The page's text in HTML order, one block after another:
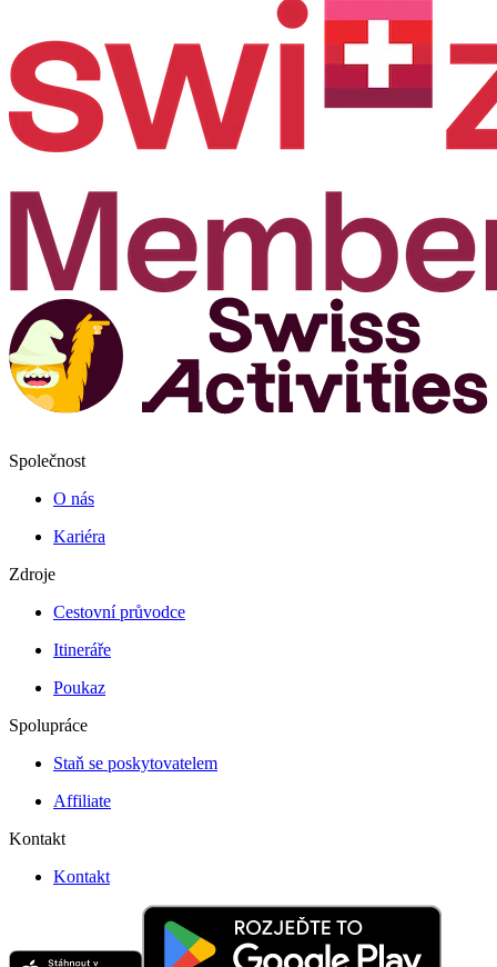
Společnost
O nás
Kariéra
Zdroje
Cestovní průvodce
Itineráře
Poukaz
Spolupráce
Staň se poskytovatelem
Affiliate
Kontakt
Kontakt